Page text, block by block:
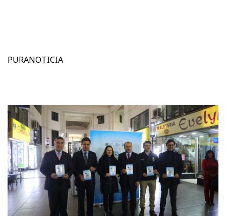
PURANOTICIA